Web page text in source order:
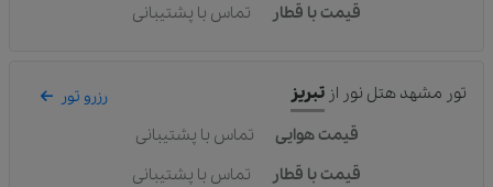
قیمت با قطار
تماس با پشتیبانی
تور مشهد هتل نور از تبریز رزرو تور
قیمت هوایی
تماس با پشتیبانی
قیمت با قطار
تماس با پشتیبانی